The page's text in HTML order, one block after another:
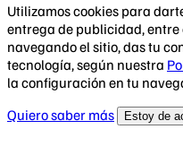
Utilizamos cookies para
entrega de publicidad, entre
navegando el sitio, das tu
tecnología, según nuestra
la configuración en tu
Quiero saber más
Estoy de